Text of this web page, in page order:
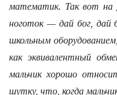
математик. Так вот на
ноготок — дай бог,
школьным
как эквивалентный
мальчик хорошо
шутку, что, когда